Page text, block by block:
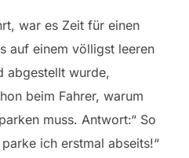
war es Zeit für einen
auf einem völligst leeren
abgestellt wurde,
beim Fahrer, warum
muss. Antwort:“ So
ich erstmal abseits!“